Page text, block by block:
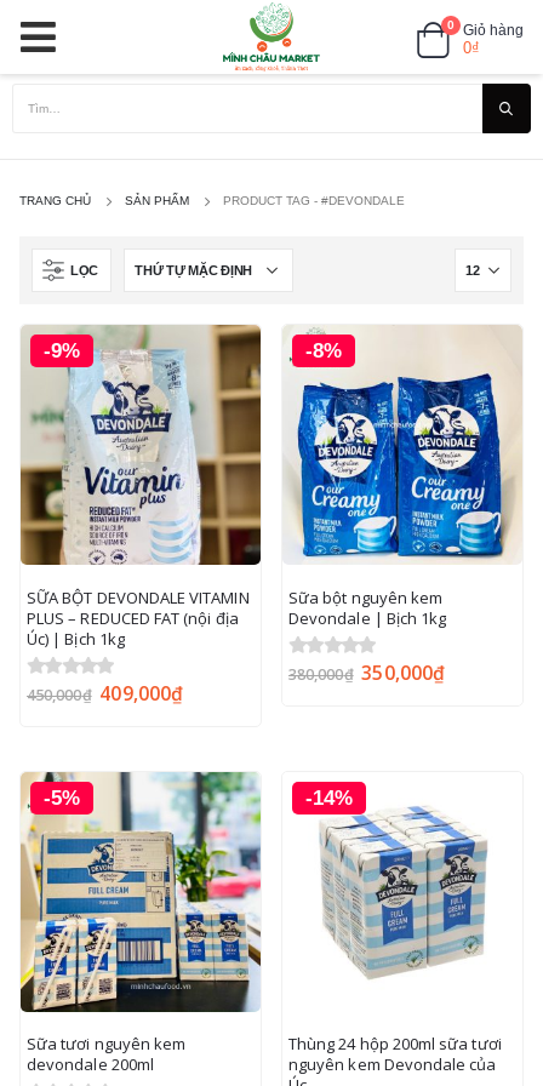
0 Giỏ hàng
0₫
TRANG CHỦ SẢN PHẨM PRODUCT TAG - #DEVONDALE
LỌC
-9%
SỮA BỘT DEVONDALE VITAMIN
PLUS – REDUCED FAT (nội địa
Úc) | Bịch 1kg
0out of 5
450,000₫ 409,000₫
-8%
Sữa bột nguyên kem
Devondale | Bịch 1kg
0out of 5
380,000₫ 350,000₫
-5%
Sữa tươi nguyên kem
devondale 200ml
-14%
Thùng 24 hộp 200ml sữa tươi
nguyên kem Devondale của